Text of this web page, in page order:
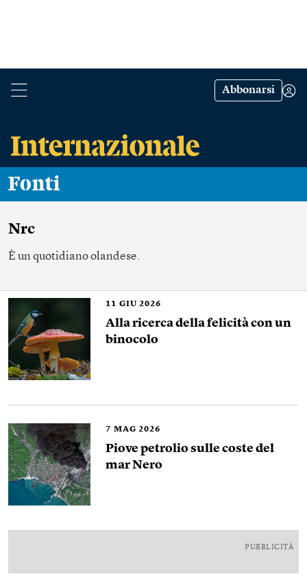
Abbonarsi
Fonti
Nrc
È un quotidiano olandese.
11 GIU 2026
Alla ricerca della felicità con un
binocolo
7 MAG 2026
Piove petrolio sulle coste del
mar Nero
PUBBLICITÀ